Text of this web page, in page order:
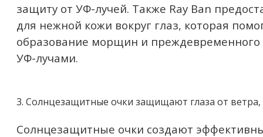
защиту от УФ-лучей. Также Ray Ban
для нежной кожи вокруг глаз, которая
образование морщин и преждевременного
УФ-лучами.
3. Солнцезащитные очки защищают глаза от
Солнцезащитные очки создают